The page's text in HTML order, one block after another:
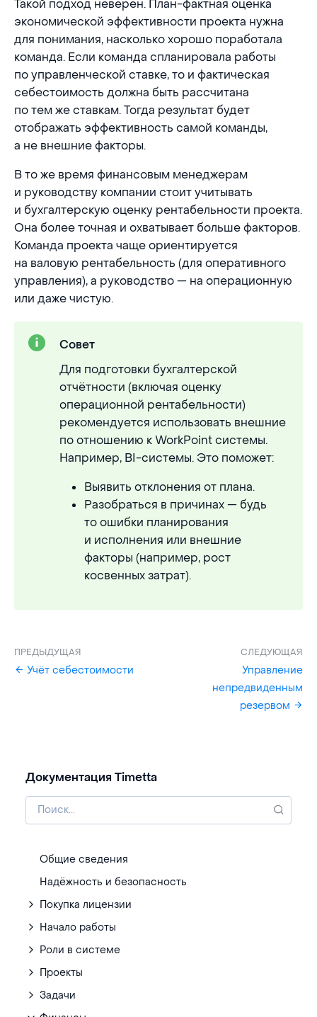
Документация Timetta
Общие сведения
Надёжность и безопасность
Покупка лицензии
Начало работы
Роли в системе
Проекты
Задачи
Такой подход неверен. План-фактная оценка
экономической эффективности проекта нужна
для понимания, насколько хорошо поработала
команда. Если команда спланировала работы
по управленческой ставке, то и фактическая
себестоимость должна быть рассчитана
по тем же ставкам. Тогда результат будет
отображать эффективность самой команды,
а не внешние факторы.
В то же время финансовым менеджерам
и руководству компании стоит учитывать
и бухгалтерскую оценку рентабельности проекта.
Она более точная и охватывает больше факторов.
Команда проекта чаще ориентируется
на валовую рентабельность (для оперативного
управления), а руководство — на операционную
или даже чистую.
Совет
Для подготовки бухгалтерской
отчётности (включая оценку
операционной рентабельности)
рекомендуется использовать внешние
по отношению к WorkPoint системы.
Например, BI-системы. Это поможет:
Выявить отклонения от плана.
Разобраться в причинах — будь
то ошибки планирования
и исполнения или внешние
факторы (например, рост
косвенных затрат).
ПРЕДЫДУЩАЯ
Учёт себестоимости
СЛЕДУЮЩАЯ
Управление
непредвиденным
резервом